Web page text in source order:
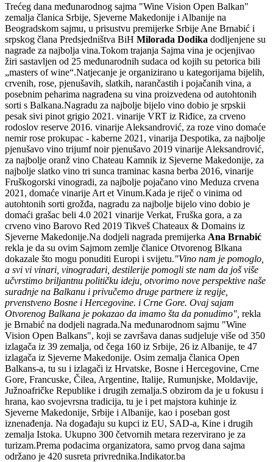
Trećeg dana međunarodnog sajma "Wine Vision Open Balkan"
zemalja članica Srbije, Sjeverne Makedonije i Albanije na
Beogradskom sajmu, u prisustvu premijerke Srbije Ane Brnabić i
srpskog člana Predsjedništva BiH Milorada Dodika dodljenjene su
nagrade za najbolja vina.Tokom trajanja Sajma vina je ocjenjivao
žiri sastavljen od 25 međunarodnih sudaca od kojih su petorica bili
„masters of wine“.Natjecanje je organizirano u kategorijama bijelih,
crvenih, rose, pjenušavih, slatkih, narančastih i pojačanih vina, a
posebnim peharima nagrađena su vina proizvedena od autohtonih
sorti s Balkana.Nagradu za najbolje bijelo vino dobio je srpskii
pesak sivi pinot grigio 2021. vinarije VRT iz Riđice, za crveno
rodoslov reserve 2016. vinarije Aleksandrović, za roze vino domaće
nemir rose prokupac - kaberne 2021, vinarija Despotika, za najbolje
pjenušavo vino trijumf noir pjenušavo 2019 vinarije Aleksandrović,
za najbolje oranž vino Chateau Kamnik iz Sjeverne Makedonije, za
najbolje slatko vino tri sunca traminac kasna berba 2016, vinarije
Fruškogorski vinogradi, za najbolje pojačano vino Meduza crvena
2021, domaće vinarije Art et Vinum.Kada je riječ o vinima od
autohtonih sorti grožđa, nagradu za najbolje bijelo vino dobio je
domaći grašac beli 4.0 2021 vinarije Verkat, Fruška gora, a za
crveno vino Barovo Red 2019 Tikveš Chateaux & Domains iz
Sjeverne Makedonije.Na dodjeli nagrada premijerka Ana Brnabić
rekla je da su ovim Sajmom zemlje članice Otvorenog Blkana
dokazale što mogu ponuditi Europi i svijetu."Vino nam je pomoglo,
a svi vi vinari, vinogradari, destilerije pomogli ste nam da još više
učvrstimo briljantnu političku ideju, otvorimo nove perspektive naše
suradnje na Balkanu i privučemo druge partnere iz regije,
prvenstveno Bosne i Hercegovine. i Crne Gore. Ovaj sajam
Otvorenog Balkana je pokazao da imamo šta da ponudimo", rekla
je Brnabić na dodjeli nagrada.Na međunarodnom sajmu "Wine
Vision Open Balkans", koji se završava danas sudjeluje više od 350
izlagača iz 39 zemalja, od čega 160 iz Srbije, 26 iz Albanije, te 47
izlagača iz Sjeverne Makedonije. Osim zemalja članica Open
Balkans-a, tu su i izlagači iz Hrvatske, Bosne i Hercegovine, Crne
Gore, Francuske, Čilea, Argentine, Italije, Rumunjske, Moldavije,
Južnoafričke Republike i drugih zemalja.S obzirom da je u fokusu i
hrana, kao svojevrsna tradicija, tu je i pet majstora kuhinje iz
Sjeverne Makedonije, Srbije i Albanije, kao i poseban gost
iznenađenja. Na događaju su kupci iz EU, SAD-a, Kine i drugih
zemalja Istoka. Ukupno 300 četvornih metara rezervirano je za
turizam.Prema podacima organizatora, samo prvog dana sajma
održano je 420 susreta privrednika.Indikator.ba